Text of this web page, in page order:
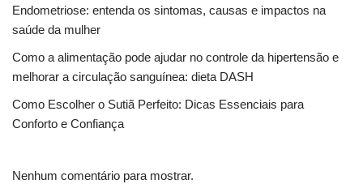
Endometriose: entenda os sintomas, causas e impactos na
saúde da mulher
Como a alimentação pode ajudar no controle da hipertensão e
melhorar a circulação sanguínea: dieta DASH
Como Escolher o Sutiã Perfeito: Dicas Essenciais para
Conforto e Confiança
Nenhum comentário para mostrar.